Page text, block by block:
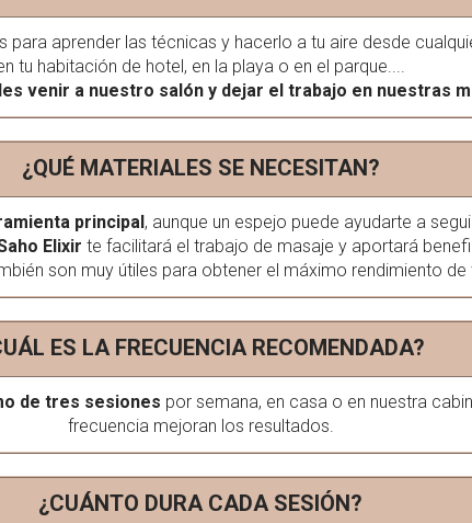
aprender las técnicas y hacerlo a tu aire desde
tu habitación de hotel, en la playa o en el parque....
venir a nuestro salón y dejar el trabajo en nuestras
¿QUÉ MATERIALES SE NECESITAN?
principal, aunque un espejo puede ayudarte a
Elixir te facilitará el trabajo de masaje y aportará
son muy útiles para obtener el máximo rendimiento de
ES LA FRECUENCIA RECOMENDADA?
de tres sesiones por semana, en casa o en nuestra
frecuencia mejoran los resultados.
¿CUÁNTO DURA CADA SESIÓN?